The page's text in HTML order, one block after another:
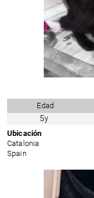
Edad
5y
Ubicación
Catalonia
Spain